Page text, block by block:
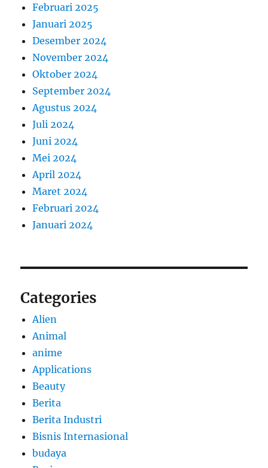
Februari 2025
Januari 2025
Desember 2024
November 2024
Oktober 2024
September 2024
Agustus 2024
Juli 2024
Juni 2024
Mei 2024
April 2024
Maret 2024
Februari 2024
Januari 2024
Categories
Alien
Animal
anime
Applications
Beauty
Berita
Berita Industri
Bisnis Internasional
budaya